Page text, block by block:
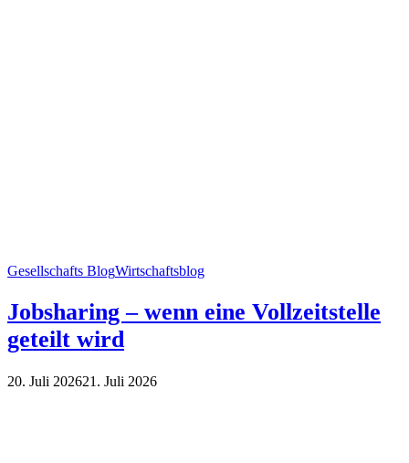
Gesellschafts BlogWirtschaftsblog
Jobsharing – wenn eine Vollzeitstelle
geteilt wird
20. Juli 202621. Juli 2026